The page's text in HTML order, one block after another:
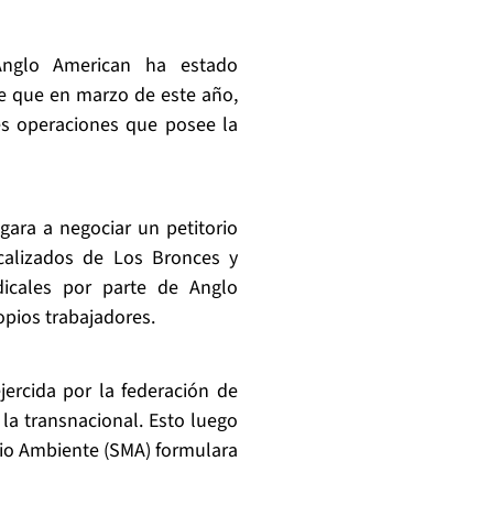
American ha estado
en marzo de este año,
operaciones que posee la
a negociar un petitorio
de Los Bronces y
por parte de Anglo
trabajadores.
por la federación de
transnacional. Esto luego
Ambiente (SMA) formulara